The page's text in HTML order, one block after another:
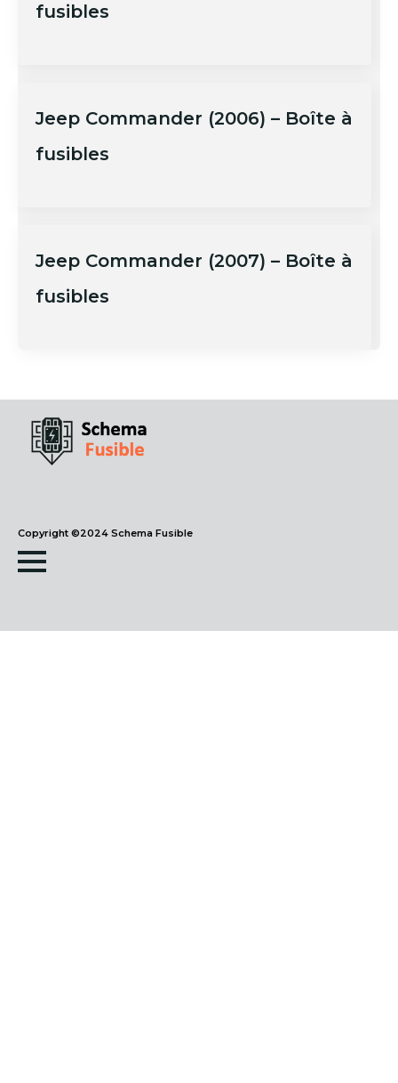
fusibles
Jeep Commander (2006) – Boîte à
fusibles
Jeep Commander (2007) – Boîte à
fusibles
Copyright ©2024 Schema Fusible